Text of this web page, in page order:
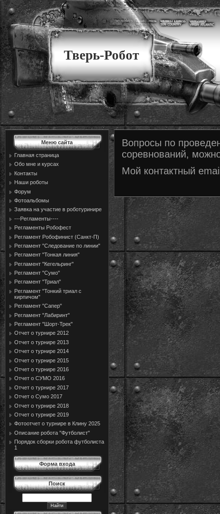
Тверь-Робот
Меню сайта
Главная страница
Обо мне и курсах
Контакты
Наши роботы
Форум
Фотоальбомы
Заявка на участие в роботуринире
---Регламенты----
Регламенты Робофест
Регламент Робофинист (Санкт-П)
Регламент "Следование по линии"
Регламент "Тонкая линия"
Регламент "Кегельринг"
Регламент "Сумо"
Регламент "Триал"
Регламент "Тонкий триал с
кирпичом"
Регламент "Сапер"
Регламент "Лабиринт"
Регламент "Шорт-Трек"
Отчет о турнире 2012
Отчет о турнире 2013
Отчет о турнире 2014
Отчет о турнире 2015
Отчет о турнире 2016
Отчет о СУМО 2016
Отчет о турнире 2017
Отчет о Сумо 2017
Отчет о турнире 2018
Отчет о турнире 2019
Фотоотчет о турнире в Клину 2025
Описание робота "Футболист"
Порядок сборки робота футболиста
1
Форма входа
Поиск
Вопросы по
соревнований,
Мой контактный